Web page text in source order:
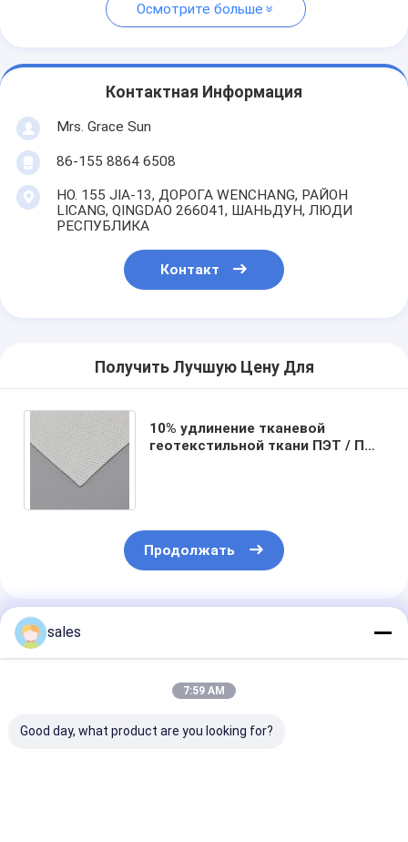
Осмотрите больше
Контактная Информация
Mrs. Grace Sun
86-155 8864 6508
НО. 155 JIA-13, ДОРОГА WENCHANG, РАЙОН
LICANG, QINGDAO 266041, ШАНЬДУН, ЛЮДИ
РЕСПУБЛИКА
Контакт
Получить Лучшую Цену Для
10% удлинение тканевой
геотекстильной ткани ПЭТ / ПП
Продолжать
Порекомендованные Продукты
sales
7:59 AM
Good day, what product are you looking for?